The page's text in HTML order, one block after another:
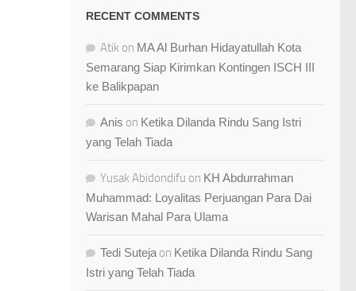
RECENT COMMENTS
Atik on MA Al Burhan Hidayatullah Kota
Semarang Siap Kirimkan Kontingen ISCH III
ke Balikpapan
Anis on Ketika Dilanda Rindu Sang Istri
yang Telah Tiada
Yusak Abidondifu on KH Abdurrahman
Muhammad: Loyalitas Perjuangan Para Dai
Warisan Mahal Para Ulama
Tedi Sutejaon Ketika Dilanda Rindu Sang
Istri yang Telah Tiada